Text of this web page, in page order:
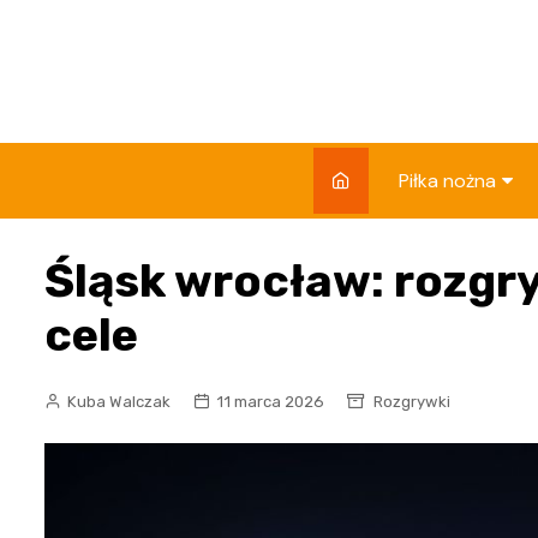
Piłka nożna
Składy i
Śląsk wrocław:
cele
Kuba Walczak 11 marca 2026 Rozgrywki